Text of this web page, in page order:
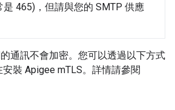
是 465)，但請與您的 SMTP 供應
通訊不會加密。您可以透過以下方式
裝 Apigee mTLS。詳情請參閱